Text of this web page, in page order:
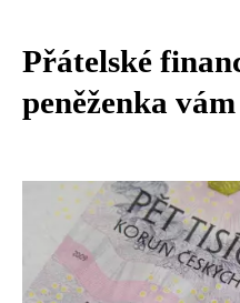
Přátelské
peněženka